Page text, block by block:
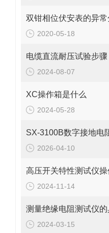
双钳相位伏安表的异
2020-05-18
电缆直流耐压试验步骤
2024-08-07
XC操作箱是什么
2024-05-28
2026-04-10
高压开关特性测试仪
2024-11-14
测量绝缘电阻测试仪
2024-03-15